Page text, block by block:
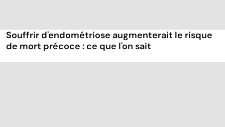
Souffrir d'endométriose augmenterait le risque
de mort précoce : ce que l'on sait